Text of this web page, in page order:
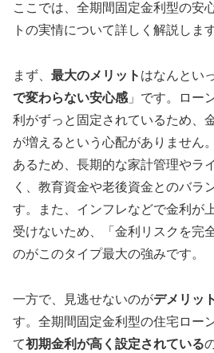
ここでは、全期間固定金利型の安
トの実情について詳しく解説します
まず、 最大のメリット はなんとい
で変わらない安心感 」です。ロー
利がずっと固定されているため、
が増えるという心配がありません
あるため、長期的な家計管理やラ
く、教育資金や老後資金とのバラ
す。また、インフレなどで金利が
受けないため、「金利リスクを完
のがこのタイプ最大の強みです。
一方で、見逃せないのがデメリッ
す。全期間固定金利型の住宅ロー
て初期金利が高く設定されている